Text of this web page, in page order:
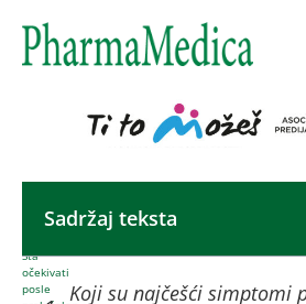
Postkovid
Šta
očekivati
posle
Sadržaj teksta
Koji su najčešći simptomi